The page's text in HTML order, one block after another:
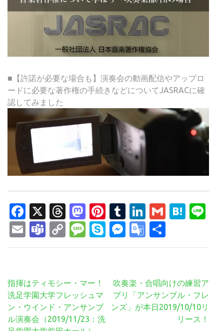
■【許諾が必要な場合も】演奏会の動画配信やアップロ
ードに必要な著作権の手続きなどについてJASRACに確
認してみました
Facebook
X Threads
Mastodon
Pinterest
Tumblr
LinkedIn
Gmail
EmailTeams
Copy
Link
Message
SkypeMessenger
Google
Translate
有
投
稿
ナ
ビ
指揮はティモシー・マー！
洗足学園大学フレッシュマ
ン・ウインド・アンサンブ
ル演奏会（2019/11/23：洗
吹奏楽・合唱向けの練習ア
プリ「アンサンブル・フレ
ンズ」が本日2019/10/10リ
リース！